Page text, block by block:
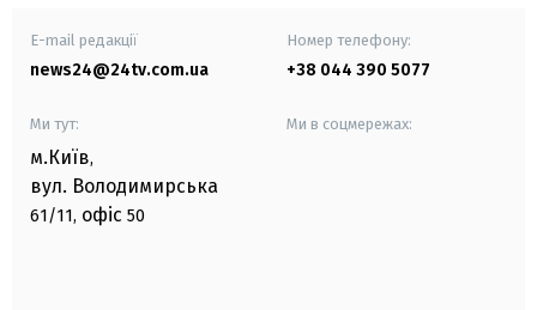
E-mail редакції
news24@24tv.com.ua
Номер телефону:
+38 044 390 5077
Ми тут:
м.Київ,
вул. Володимирська
61/11, офіс 50
Ми в соцмережах: